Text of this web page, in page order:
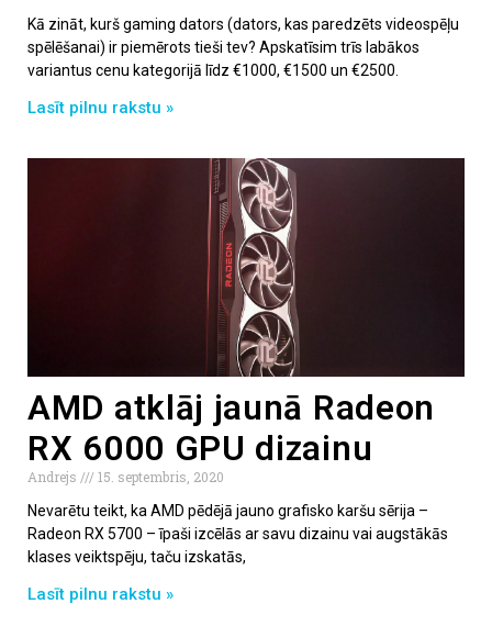
Kā zināt, kurš gaming dators (dators, kas paredzēts videospēļu
spēlēšanai) ir piemērots tieši tev? Apskatīsim trīs labākos
variantus cenu kategorijā līdz €1000, €1500 un €2500.
Lasīt pilnu rakstu »
AMD atklāj jaunā Radeon
RX 6000 GPU dizainu
Andrejs
15. septembris, 2020
Nevarētu teikt, ka AMD pēdējā jauno grafisko karšu sērija –
Radeon RX 5700 – īpaši izcēlās ar savu dizainu vai augstākās
klases veiktspēju, taču izskatās,
Lasīt pilnu rakstu »